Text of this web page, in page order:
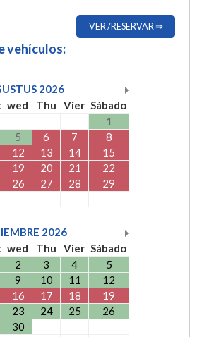
VER /RESERVAR ⇒
vehículos:
2026
wed Thu Vier Sábado
1
5 6 7
8
12 13 14
15
19 20 21
22
26 27 28
29
2026
wed Thu Vier Sábado
2 3 4
5
9 10 11
12
16 17 18
19
23 24 25
26
30